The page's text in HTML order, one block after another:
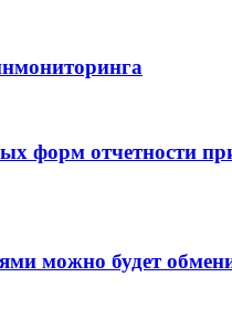
форм отчетности
можно будет